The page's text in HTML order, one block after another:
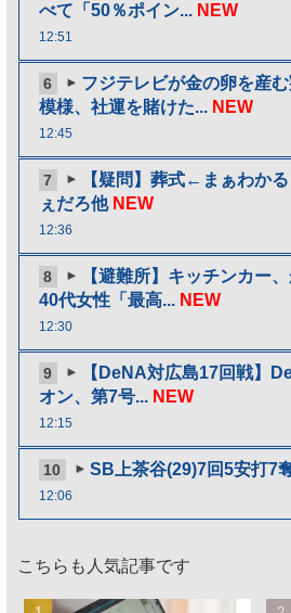
べて「50％ポイン... NEW
12:51
6
フジテレビが金の卵を産
模様、社運を賭けた... NEW
12:45
7
【疑問】葬式←まぁわか
ぇだろ他 NEW
12:36
8
【避難所】キッチンカー
40代女性「最高... NEW
12:30
9
【DeNA対広島17回戦】
オン、第7号... NEW
12:15
10 SB上茶谷(29)7回5安打7
12:06
こちらも人気記事です